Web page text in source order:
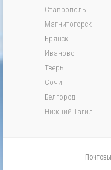
Ставрополь
Магнитогорск
Брянск
Иваново
Тверь
Сочи
Белгород
Нижний Тагил